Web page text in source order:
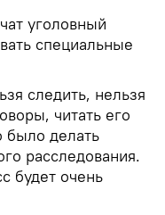
уголовный
специальные
следить, нельзя
читать его
было делать
расследования.
будет очень